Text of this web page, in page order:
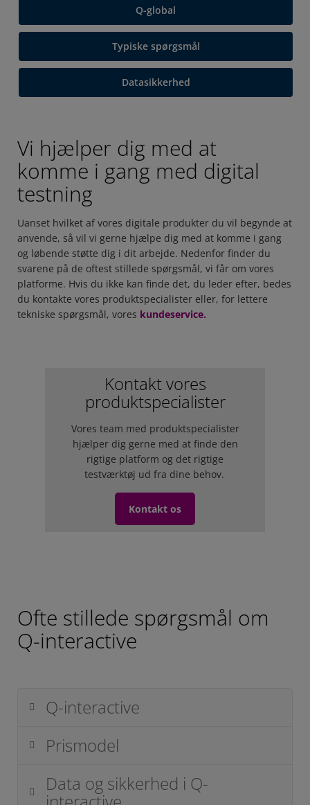
Q-global
Typiske spørgsmål
Datasikkerhed
Vi hjælper dig med at
komme i gang med digital
testning
Uanset hvilket af vores digitale produkter du vil begynde at
anvende, så vil vi gerne hjælpe dig med at komme i gang
og løbende støtte dig i dit arbejde. Nedenfor finder du
svarene på de oftest stillede spørgsmål, vi får om vores
platforme. Hvis du ikke kan finde det, du leder efter, bedes
du kontakte vores produktspecialister eller, for lettere
tekniske spørgsmål, vores kundeservice.
Kontakt vores
produktspecialister
Vores team med produktspecialister
hjælper dig gerne med at finde den
rigtige platform og det rigtige
testværktøj ud fra dine behov.
Kontakt os
Ofte stillede spørgsmål om
Q-interactive
Q-interactive
Prismodel
Data og sikkerhed i Q-